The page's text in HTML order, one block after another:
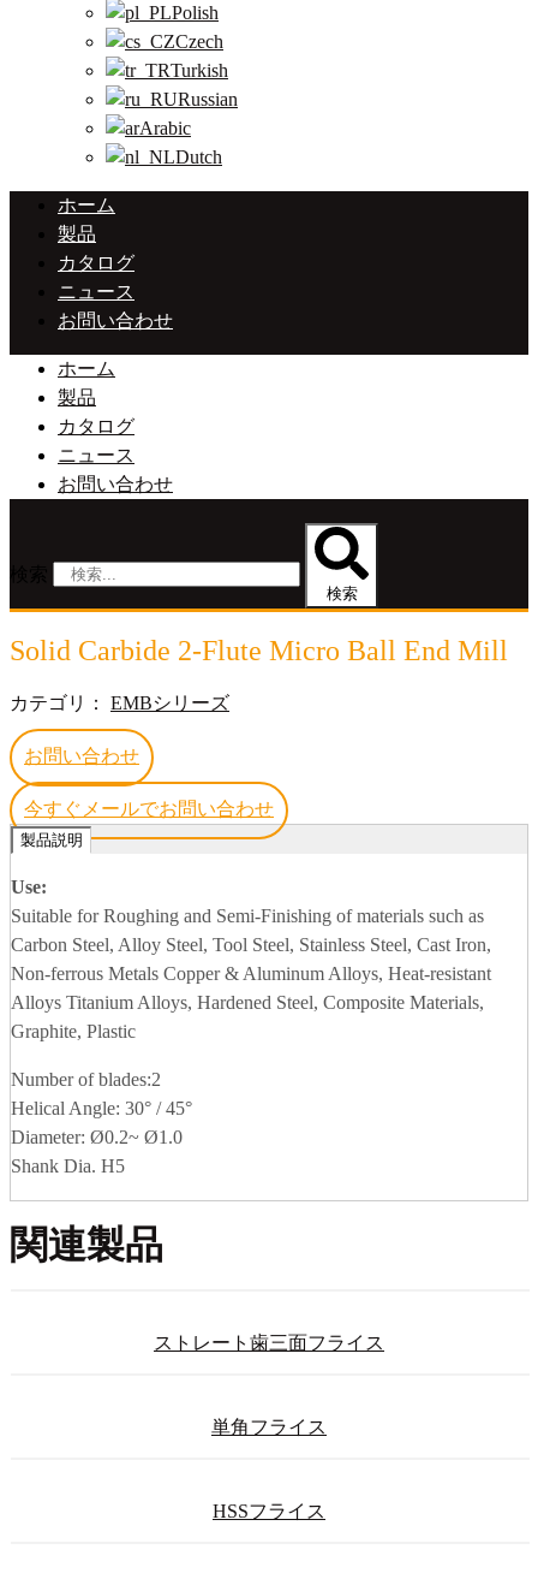
Polish
Czech
Turkish
Russian
Arabic
Dutch
ホーム
製品
カタログ
ニュース
お問い合わせ
ホーム
製品
カタログ
ニュース
お問い合わせ
検索
Solid Carbide 2-Flute Micro Ball End Mill
カテゴリ： EMBシリーズ
お問い合わせ
今すぐメールでお問い合わせ
製品説明
Use:
Suitable for Roughing and Semi-Finishing of materials such as
Carbon Steel, Alloy Steel, Tool Steel, Stainless Steel, Cast Iron,
Non-ferrous Metals Copper & Aluminum Alloys, Heat-resistant
Alloys Titanium Alloys, Hardened Steel, Composite Materials,
Graphite, Plastic
Number of blades:2
Helical Angle: 30° / 45°
Diameter: Ø0.2~ Ø1.0
Shank Dia. H5
関連製品
ストレート歯三面フライス
単角フライス
HSSフライス